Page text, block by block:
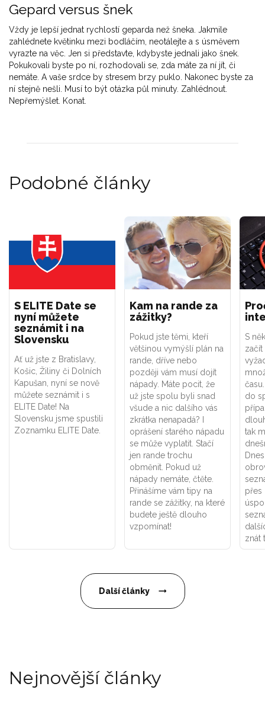
Gepard versus šnek
Vždy je lepší jednat rychlostí geparda než šneka. Jakmile
zahlédnete květinku mezi bodláčím, neotálejte a s úsměvem
vyrazte na věc. Jen si představte, kdybyste jednali jako šnek.
Pokukovali byste po ní, rozhodovali se, zda máte za ní jít, či
nemáte. A vaše srdce by stresem brzy puklo. Nakonec byste za
ní stejně nešli. Musí to být otázka půl minuty. Zahlédnout.
Nepřemýšlet. Konat.
Podobné články
S ELITE Date se
nyní můžete
seznámit i na
Slovensku
Ať už jste z Bratislavy,
Košic, Žiliny či Dolních
Kapušan, nyní se nově
můžete seznámit i s
ELITE Date! Na
Slovensku jsme spustili
Zoznamku ELITE Date.
Kam na rande za
zážitky?
Pokud jste těmi, kteří
většinou vymýšlí plán na
rande, dříve nebo
později vám musí dojít
nápady. Máte pocit, že
už jste spolu byli snad
všude a nic dalšího vás
zkrátka nenapadá? I
oprášení starého nápadu
se může vyplatit. Stačí
jen rande trochu
obměnit. Pokud už
nápady nemáte, čtěte.
Přinášíme vám tipy na
rande se zážitky, na které
budete ještě dlouho
vzpomínat!
S
začít
do
tak
přes
znát
Další články
Nejnovější články